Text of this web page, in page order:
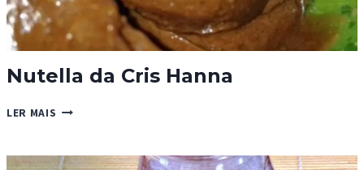
Nutella da Cris Hanna
LER MAIS NUTELLA
HANNA